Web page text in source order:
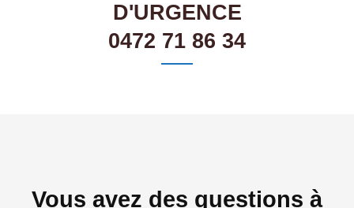
D'URGENCE
0472 71 86 34
Vous avez des questions à